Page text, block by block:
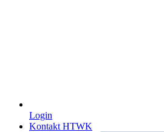
Login
Kontakt HTWK